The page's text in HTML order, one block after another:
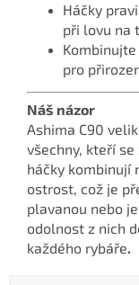
Háčky
při lovu na
pro
Náš názor
Ashima C90
všechny, kteří
háčky kombinují
ostrost, což je
plavanou nebo
odolnost z nich
každého rybáře.